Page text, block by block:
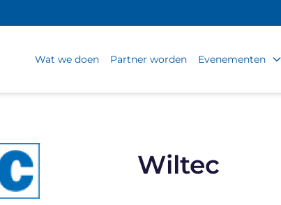
Wat we doen Partner worden Evenementen
Wiltec